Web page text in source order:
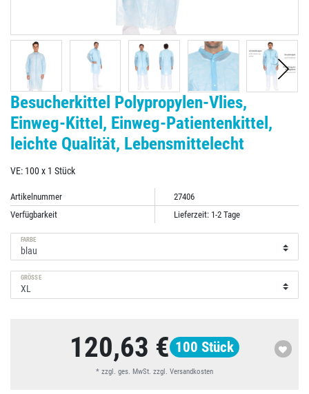
Besucherkittel Polypropylen-Vlies,
Einweg-Kittel, Einweg-Patientenkittel,
leichte Qualität, Lebensmittelecht
VE: 100 x 1 Stück
Artikelnummer
27406
Verfügbarkeit
Lieferzeit: 1-2 Tage
FARBE
GRÖSSE
120,63 € 100 Stück
* zzgl. ges. MwSt. zzgl. Versandkosten